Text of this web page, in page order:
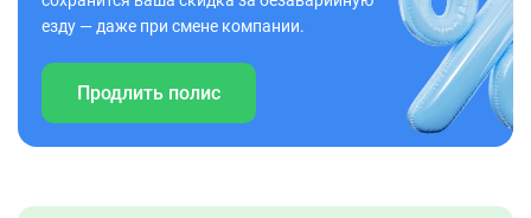
езду — даже при смене компании.
Продлить полис